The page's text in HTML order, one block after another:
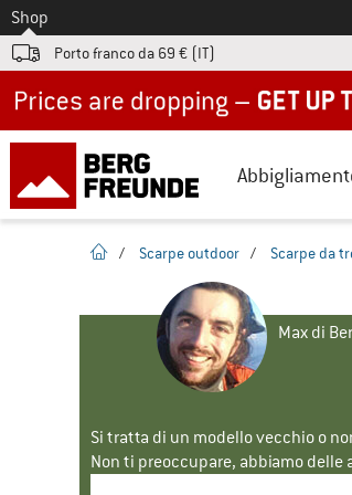
Allo
Shop
Porto franco da 69 € (IT)
pagina iniziale
/ Scarpe outdoor / Scarpe da
Max di
Si tratta di un modello vecchio o
Non ti preoccupare, abbiamo delle